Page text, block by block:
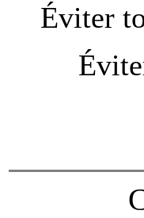
Éviter